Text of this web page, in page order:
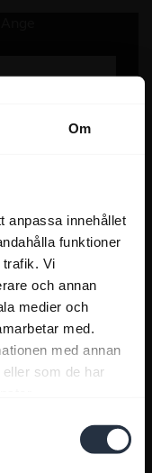
Om
anpassa innehållet
funktioner
Vi
och annan
medier och
med.
med annan
som de har